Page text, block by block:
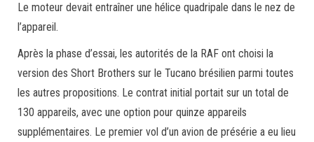
Le moteur devait entraîner une hélice quadripale dans le nez de
l’appareil.
Après la phase d’essai, les autorités de la RAF ont choisi la
version des Short Brothers sur le Tucano brésilien parmi toutes
les autres propositions. Le contrat initial portait sur un total de
130 appareils, avec une option pour quinze appareils
supplémentaires. Le premier vol d’un avion de présérie a eu lieu